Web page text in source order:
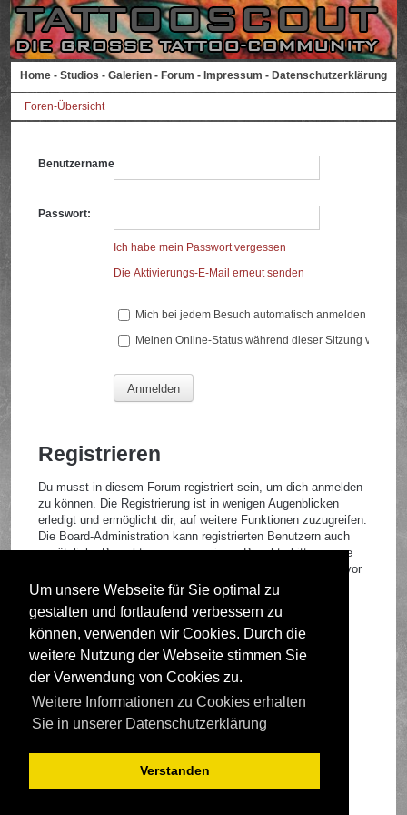
Um unsere Webseite für Sie optimal zu
gestalten und fortlaufend verbessern zu
können, verwenden wir Cookies. Durch die
weitere Nutzung der Webseite stimmen Sie
der Verwendung von Cookies zu.
Weitere Informationen zu Cookies erhalten
Sie in unserer Datenschutzerklärung
Verstanden
Home - Studios - Galerien - Forum - Impressum - Datenschutzerklärung
Foren-Übersicht
Benutzername:
Passwort:
Ich habe mein Passwort vergessen
Die Aktivierungs-E-Mail erneut senden
Mich bei jedem Besuch automatisch anmelden
Meinen Online-Status während dieser Sitzung
Registrieren
Du musst in diesem Forum registriert sein, um dich anmelden
zu können. Die Registrierung ist in wenigen Augenblicken
erledigt und ermöglicht dir, auf weitere Funktionen zuzugreifen.
Die Board-Administration kann registrierten Benutzern auch
zusätzliche Berechtigungen zuweisen. Beachte bitte unsere
Nutzungsbedingungen und die verwandten Regelungen, bevor
du dich registrierst. Bitte beachte auch die jeweiligen
Forenregeln, wenn du dich in diesem Board bewegst.
Nutzungsbedingungen|Datenschutzrichtlinie
Registrieren
Foren-Übersicht
Deutsche Übersetzung durchphpBB.de